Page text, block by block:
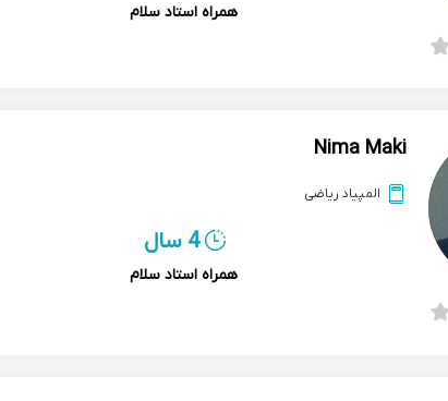
همراه استاد سلام
Nima Maki
المپیاد ریاضی
4 سال
همراه استاد سلام